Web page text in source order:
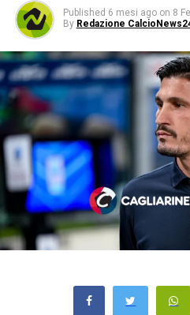
Published 6 mesi ago on 8
By Redazione